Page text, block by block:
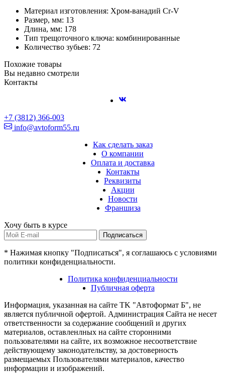
Материал изготовления: Хром-ванадий Cr-V
Размер, мм: 13
Длина, мм: 178
Тип трещоточного ключа: комбинированные
Количество зубьев: 72
Похожие товары
Вы недавно смотрели
Контакты
+7 (3812) 366-003
info@avtoform55.ru
Как сделать заказ
О компании
Оплата и доставка
Контакты
Реквизиты
Акции
Новости
Франшиза
Хочу быть в курсе
Подписаться
* Нажимая кнопку "Подписаться", я соглашаюсь с условиями
политики конфиденциальности.
Политика конфиденциальности
Публичная оферта
Информация, указанная на сайте TK "Автоформат Б", не
является публичной офертой. Администрация Сайта не несет
ответственности за содержание сообщений и других
материалов, оставленлных на сайте сторонними
пользователями на сайте, их возможное несоответствие
действующему законодательству, за достоверность
размещаемых Пользователями материалов, качество
информации и изображений.